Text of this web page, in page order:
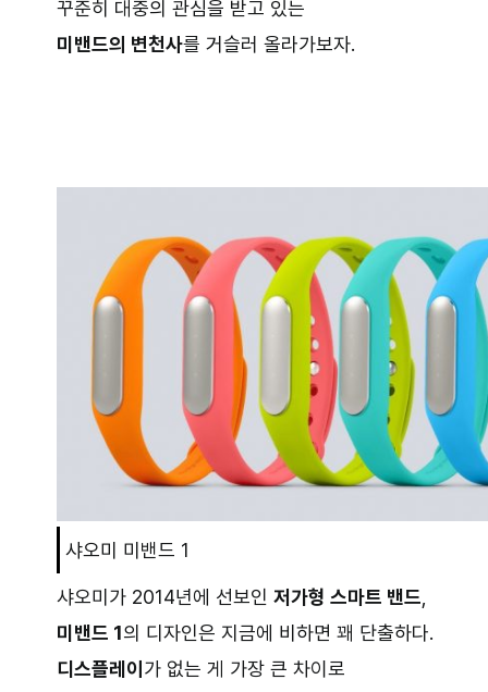
꾸준히 대중의 관심을 받고 있는
미밴드의 변천사를 거슬러 올라가보자.
샤오미 미밴드 1
샤오미가 2014년에 선보인 저가형 스마트 밴드,
미밴드 1의 디자인은 지금에 비하면 꽤 단출하다.
디스플레이 가 없는 게 가장 큰 차이로